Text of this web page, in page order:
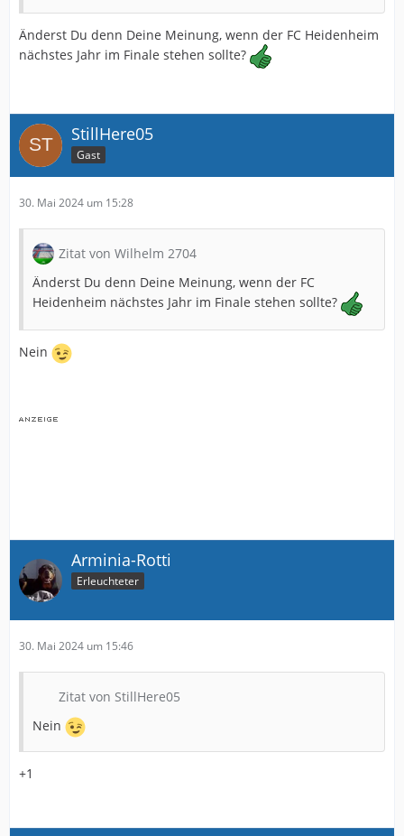
Änderst Du denn Deine Meinung, wenn der FC Heidenheim
nächstes Jahr im Finale stehen sollte?
StillHere05
Gast
30. Mai 2024 um 15:28
Zitat von Wilhelm 2704
Änderst Du denn Deine Meinung, wenn der FC
Heidenheim nächstes Jahr im Finale stehen sollte?
Nein
Arminia-Rotti
Erleuchteter
30. Mai 2024 um 15:46
Zitat von StillHere05
Nein
+1